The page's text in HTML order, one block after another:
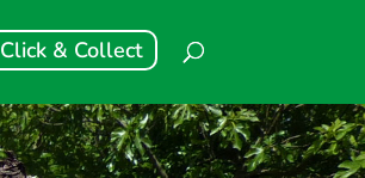
Click & Collect